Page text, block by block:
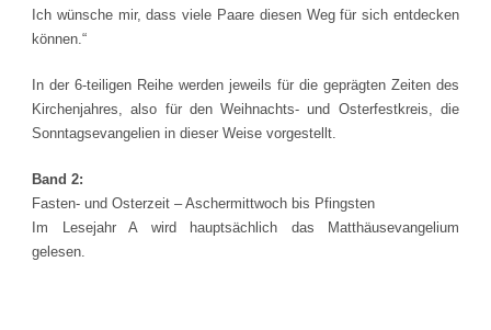
Ich wünsche mir, dass viele Paare diesen Weg für sich entdecken
können.“
In der 6-teiligen Reihe werden jeweils für die geprägten Zeiten des
Kirchenjahres, also für den Weihnachts- und Osterfestkreis, die
Sonntagsevangelien in dieser Weise vorgestellt.
Band 2:
Fasten- und Osterzeit – Aschermittwoch bis Pfingsten
Im Lesejahr A wird hauptsächlich das Matthäusevangelium
gelesen.